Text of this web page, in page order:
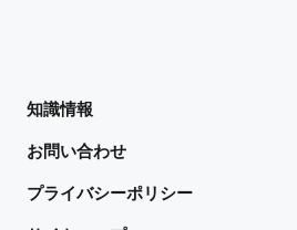
りお預かりした個人情報を
さまの同意がある場合、ま
望されるサービスを行なう
委託する業者に対して開示
き、個人情報を第三者に開
知識情報
お問い合わせ
プライバシーポリシー